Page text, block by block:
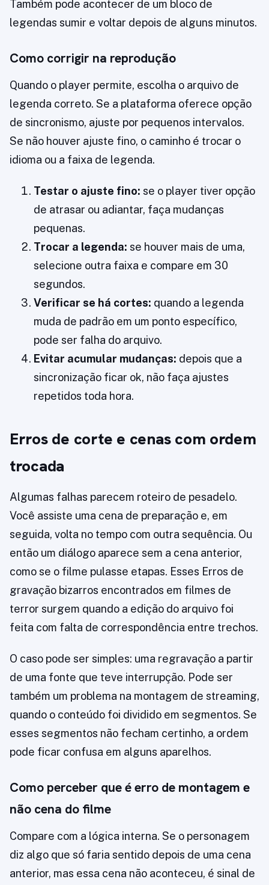
Também pode acontecer de um bloco de
legendas sumir e voltar depois de alguns minutos.
Como corrigir na reprodução
Quando o player permite, escolha o arquivo de
legenda correto. Se a plataforma oferece opção
de sincronismo, ajuste por pequenos intervalos.
Se não houver ajuste fino, o caminho é trocar o
idioma ou a faixa de legenda.
Testar o ajuste fino: se o player tiver opção
de atrasar ou adiantar, faça mudanças
pequenas.
Trocar a legenda: se houver mais de uma,
selecione outra faixa e compare em 30
segundos.
Verificar se há cortes: quando a legenda
muda de padrão em um ponto específico,
pode ser falha do arquivo.
Evitar acumular mudanças: depois que a
sincronização ficar ok, não faça ajustes
repetidos toda hora.
Erros de corte e cenas com ordem
trocada
Algumas falhas parecem roteiro de pesadelo.
Você assiste uma cena de preparação e, em
seguida, volta no tempo com outra sequência. Ou
então um diálogo aparece sem a cena anterior,
como se o filme pulasse etapas. Esses Erros de
gravação bizarros encontrados em filmes de
terror surgem quando a edição do arquivo foi
feita com falta de correspondência entre trechos.
O caso pode ser simples: uma regravação a partir
de uma fonte que teve interrupção. Pode ser
também um problema na montagem de streaming,
quando o conteúdo foi dividido em segmentos. Se
esses segmentos não fecham certinho, a ordem
pode ficar confusa em alguns aparelhos.
Como perceber que é erro de montagem e
não cena do filme
Compare com a lógica interna. Se o personagem
diz algo que só faria sentido depois de uma cena
anterior, mas essa cena não aconteceu, é sinal de